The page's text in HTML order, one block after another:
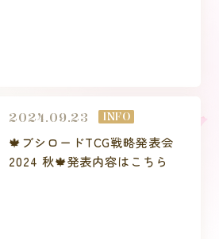
2024.09.23 INFO
🍁ブシロードTCG戦略発表会
2024 秋🍁発表内容はこちら